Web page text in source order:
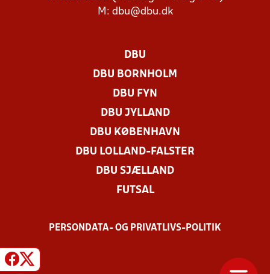
M: dbu@dbu.dk
DBU
DBU BORNHOLM
DBU FYN
DBU JYLLAND
DBU KØBENHAVN
DBU LOLLAND-FALSTER
DBU SJÆLLAND
FUTSAL
PERSONDATA- OG PRIVATLIVS-POLITIK